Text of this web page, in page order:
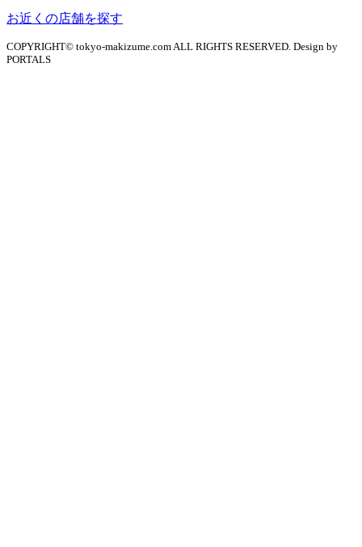
お近くの店舗を探す
COPYRIGHT© tokyo-makizume.com ALL RIGHTS RESERVED. Design by
PORTALS